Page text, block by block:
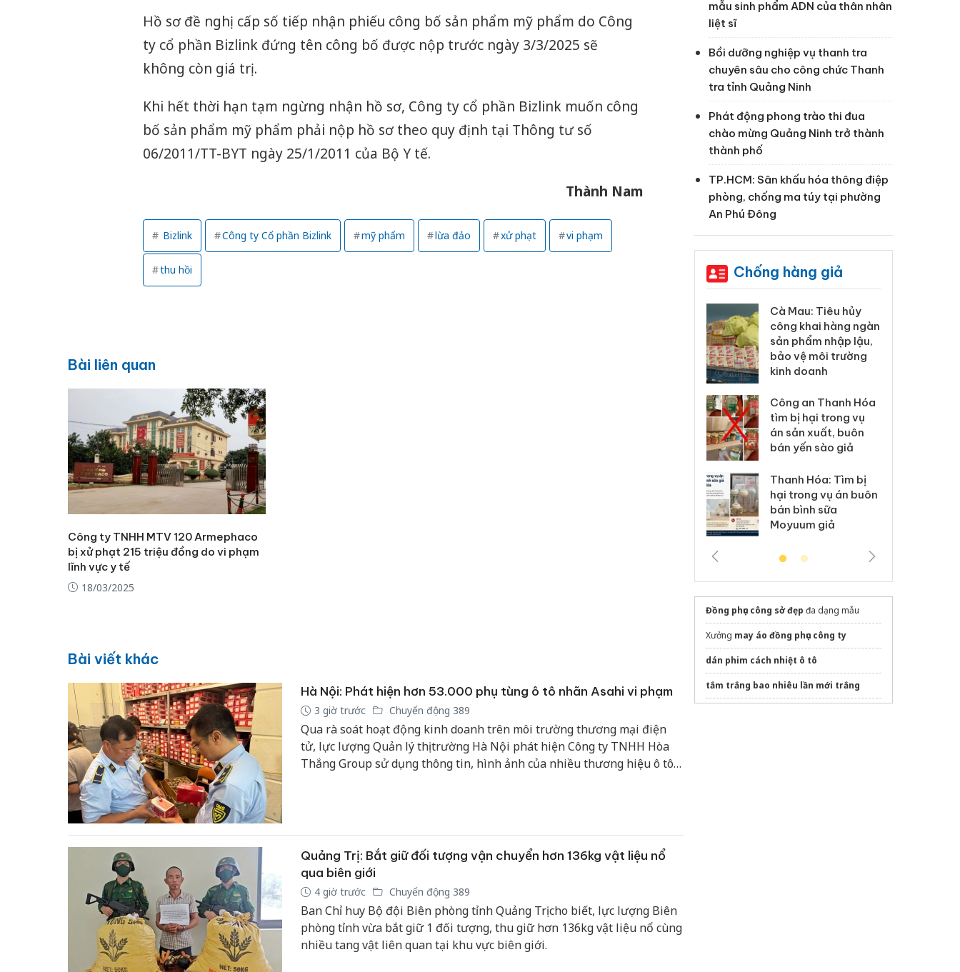
Hồ sơ đề nghị cấp số tiếp nhận phiếu công bố sản phẩm mỹ phẩm do Công
ty cổ phần Bizlink đứng tên công bố được nộp trước ngày 3/3/2025 sẽ
không còn giá trị.
Khi hết thời hạn tạm ngừng nhận hồ sơ, Công ty cổ phần Bizlink muốn công
bố sản phẩm mỹ phẩm phải nộp hồ sơ theo quy định tại Thông tư số
06/2011/TT-BYT ngày 25/1/2011 của Bộ Y tế.
Thành Nam
Bizlink Công ty Cổ phần Bizlink mỹ phẩm lừa đảo xử phạt vi phạm
thu hồi
Bài liên quan
Công ty TNHH MTV 120 Armephaco
bị xử phạt 215 triệu đồng do vi phạm
lĩnh vực y tế
18/03/2025
Bài viết khác
Hà Nội: Phát hiện hơn 53.000 phụ tùng ô tô nhãn Asahi vi phạm
3 giờ trước Chuyển động 389
Qua rà soát hoạt động kinh doanh trên môi trường thương mại điện
tử, lực lượng Quản lý thị trường Hà Nội phát hiện Công ty TNHH Hòa
Thắng Group sử dụng thông tin, hình ảnh của nhiều thương hiệu ô tô
Quảng Trị: Bắt giữ đối tượng vận chuyển hơn 136kg vật liệu nổ
qua biên giới
4 giờ trước Chuyển động 389
Ban Chỉ huy Bộ đội Biên phòng tỉnh Quảng Trị cho biết, lực lượng Biên
phòng tỉnh vừa bắt giữ 1 đối tượng, thu giữ hơn 136kg vật liệu nổ cùng
nhiều tang vật liên quan tại khu vực biên giới.
mẫu sinh phẩm ADN của thân nhân
liệt sĩ
Bồi dưỡng nghiệp vụ thanh tra
chuyên sâu cho công chức Thanh
tra tỉnh Quảng Ninh
Phát động phong trào thi đua
chào mừng Quảng Ninh trở thành
thành phố
TP.HCM: Sân khấu hóa thông điệp
phòng, chống ma túy tại phường
An Phú Đông
Chống hàng giả
Khẩn trương xác
minh, xử lý sản phẩm
Slimaura Care x3 sử
dụng giấy phép giả
mạo
Lào Cai xử lý 83 vụ vi
phạm thương mại
trong tháng 7
Hưng Yên: Xử lý 6 hộ
kinh doanh bán hàng
giả mạo nhãn hiệu
Adidas, Nike
Đồng phục công sở đẹp đa dạng mẫu
Xưởng may áo đồng phục công ty
dán phim cách nhiệt ô tô
tắm trắng bao nhiêu lần mới trắng